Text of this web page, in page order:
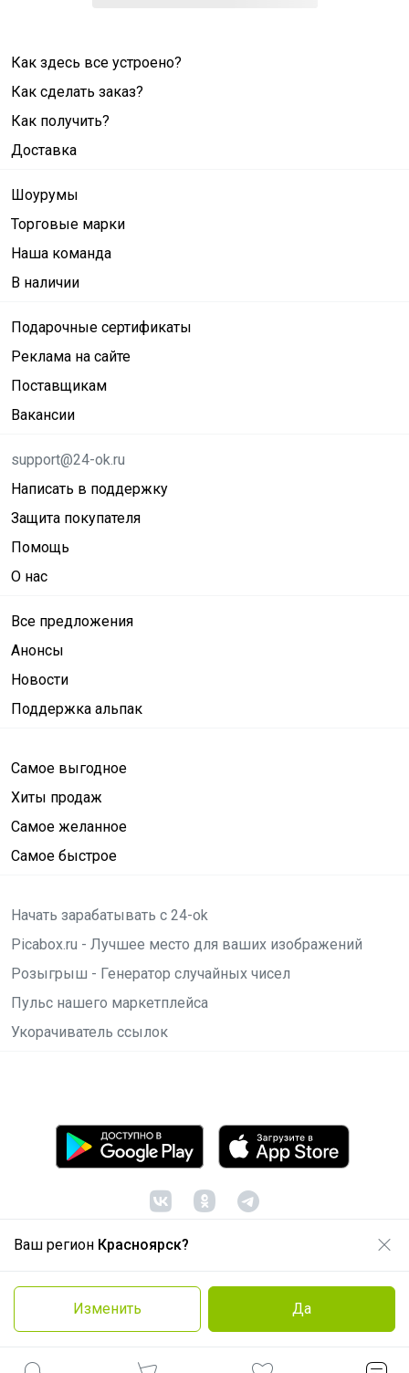
Ваш регион Красноярск?
Изменить Да
Как здесь все устроено?
Как сделать заказ?
Как получить?
Доставка
Шоурумы
Торговые марки
Наша команда
В наличии
Подарочные сертификаты
Реклама на сайте
Поставщикам
Вакансии
support@24-ok.ru
Написать в поддержку
Защита покупателя
Помощь
О нас
Все предложения
Анонсы
Новости
Поддержка альпак
Самое выгодное
Хиты продаж
Самое желанное
Самое быстрое
Начать зарабатывать с 24-ok
Picabox.ru - Лучшее место для ваших изображений
Розыгрыш - Генератор случайных чисел
Пульс нашего маркетплейса
Укорачиватель ссылок
© ООО "Лявита", ОГРН 1122468054070, 2012 -2026
Политика конфиденциальности
Cоглашение пользователя